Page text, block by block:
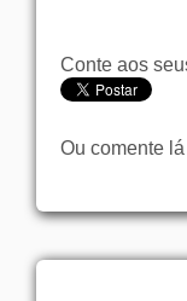
Conte aos
Ou comente